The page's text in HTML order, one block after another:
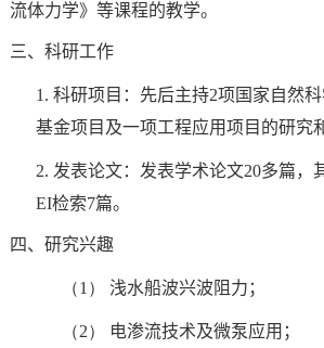
流体力学》等课程的教学。
三、科研工作
1. 科研项目：先后主持2项国家自然科
基金项目及一项工程应用项目的研究
2. 发表论文：发表学术论文20多篇，
EI检索7篇。
四、研究兴趣
（1） 浅水船波兴波阻力；
（2） 电渗流技术及微泵应用；